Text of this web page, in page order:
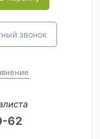
звонок
62